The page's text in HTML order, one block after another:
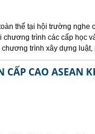
thể tại hội trường nghe
trình các cấp học
trình xây dựng
CAO ASEAN